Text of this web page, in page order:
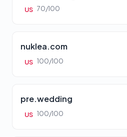
US 70/100
nuklea.com
US 100/100
pre.wedding
US 100/100